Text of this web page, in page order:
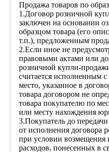
Продажа товаров по
1.Договор розничной
заключен на основании
образцом товара (его
т.п.), предложенным
2.Если иное не
правовыми актами или
розничной купли-
считается исполненным
место, указанное в
товара договором не
товара покупателю по
или месту нахождения
3.Покупатель до передачи
от исполнения договора
при условии возмещения
расходов, понесенных в